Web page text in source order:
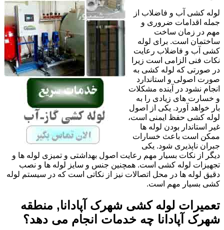
لوله کشی آب و فاضلاب از
جمله اقدامات ضروری و
مهم در زمان ساخت
ساختمان است. برای لوله
کشی آب و فاضلاب رعایت
نکات فنی الزامی است زیرا
در صورتی که لوله کشی به
صورت اصولی و استاندارد
انجام نشود در آینده مشکلات
و خسارت های زیادی را به
بار خواهد آورد. یکی از اصول
لوله کشی حفظ ایمنی است،
غیر استاندار بودن لوله ها
ممکن است باعث خسارات
جبران ناپذیری شود. یکی
دیگر از نکات بسیار مهم رعایت اصول بهداشتی و تمیزی لوله ها و
تجهیزات لوله کشی است. همچنین جنس و سایز لوله ها و نصب
دقیق لوله ها در محل اتصالات نیز از نکاتی است که در سیستم لوله
کشی بسیار مهم است.
تعمیرات لوله کشی شهرک آپادانا, منطقه
شهرک آپادانا چه خدمات انجام می دهد؟